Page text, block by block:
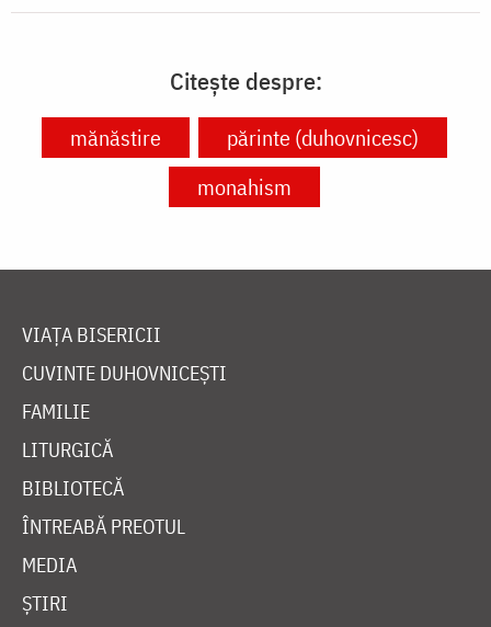
Citește despre:
mănăstire
părinte (duhovnicesc)
monahism
VIAȚA BISERICII
CUVINTE DUHOVNICEȘTI
FAMILIE
LITURGICĂ
BIBLIOTECĂ
ÎNTREABĂ PREOTUL
MEDIA
ȘTIRI